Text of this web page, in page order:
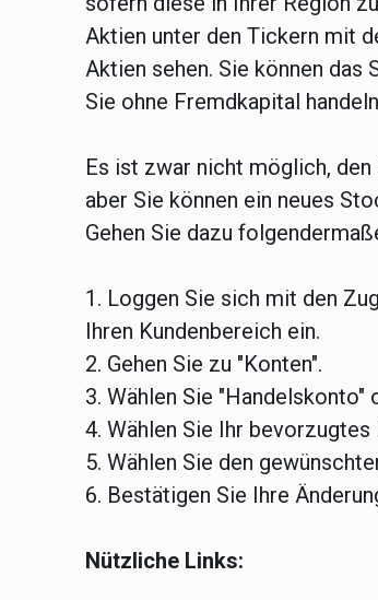
Aktien unter den Tickern mit
Aktien sehen. Sie können
Sie ohne Fremdkapital
Es ist zwar nicht möglich,
aber Sie können ein neues
Gehen Sie dazu
1. Loggen Sie sich mit den
Ihren Kundenbereich ein.
2. Gehen Sie zu "Konten".
3. Wählen Sie "Handelskonto"
4. Wählen Sie Ihr
5. Wählen Sie den
6. Bestätigen Sie Ihre
Nützliche Links: